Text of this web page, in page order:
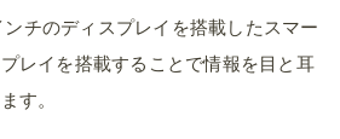
チのディスプレイを搭載したスマー
レイを搭載することで情報を目と耳
す。